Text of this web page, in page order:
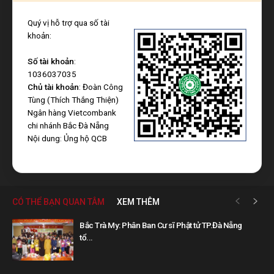
Quý vị hỗ trợ qua số tài
khoản:
Số tài khoản:
1036037035
Chủ tài khoản: Đoàn Công
Tùng (Thích Thắng Thiện)
Ngân hàng Vietcombank
chi nhánh Bắc Đà Nẵng
Nội dung: Ủng hộ QCB
CÓ THỂ BẠN QUAN TÂM XEM THÊM
Bắc Trà My: Phân Ban Cư sĩ Phật tử TP.Đà Nẵng
tổ...